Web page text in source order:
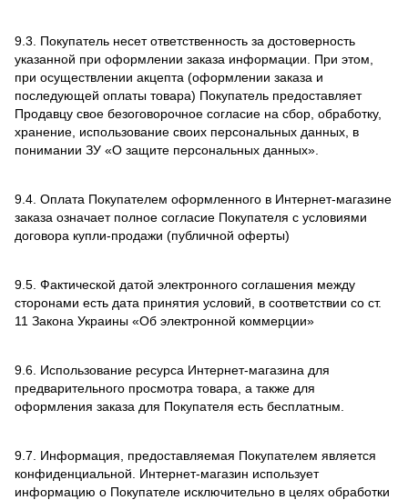
9.3. Покупатель несет ответственность за достоверность
указанной при оформлении заказа информации. При этом,
при осуществлении акцепта (оформлении заказа и
последующей оплаты товара) Покупатель предоставляет
Продавцу свое безоговорочное согласие на сбор, обработку,
хранение, использование своих персональных данных, в
понимании ЗУ «О защите персональных данных».
9.4. Оплата Покупателем оформленного в Интернет-магазине
заказа означает полное согласие Покупателя с условиями
договора купли-продажи (публичной оферты)
9.5. Фактической датой электронного соглашения между
сторонами есть дата принятия условий, в соответствии со ст.
11 Закона Украины «Об электронной коммерции»
9.6. Использование ресурса Интернет-магазина для
предварительного просмотра товара, а также для
оформления заказа для Покупателя есть бесплатным.
9.7. Информация, предоставляемая Покупателем является
конфиденциальной. Интернет-магазин использует
информацию о Покупателе исключительно в целях обработки